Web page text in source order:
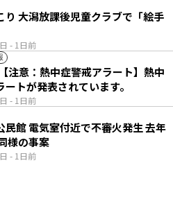
- 1日前
り 大潟放課後児童クラブで「絵手
- 1日前
注意：熱中症警戒アラート】熱中
ートが発表されています。
- 1日前
館 電気室付近で不審火発生 去年
様の事案